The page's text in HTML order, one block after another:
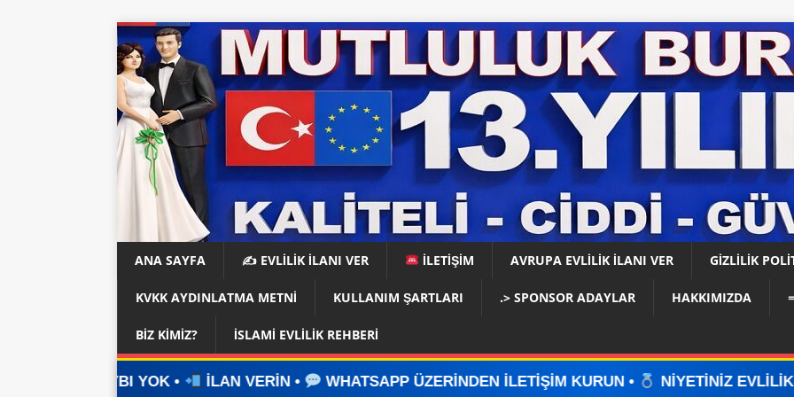
ANA SAYFA ✍️ EVLİLİK İLANI VER İLETİŞİM AVRUPA EVLİLİK İLANI VER GIZLILIK
KVKK AYDINLATMA METNI KULLANIM ŞARTLARI .> SPONSOR ADAYLAR HAKKIMIZDA
BIZ KIMIZ? İSLAMI EVLILIK REHBERI
İLAN VERİN • WHATSAPP ÜZERİNDEN İLETİŞİM KURUN • NİYETİNİZ EVLİLİKSE, DOĞRU